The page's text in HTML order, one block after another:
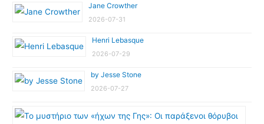
Jane Crowther
2026-07-31
Henri Lebasque
2026-07-29
by Jesse Stone
2026-07-27